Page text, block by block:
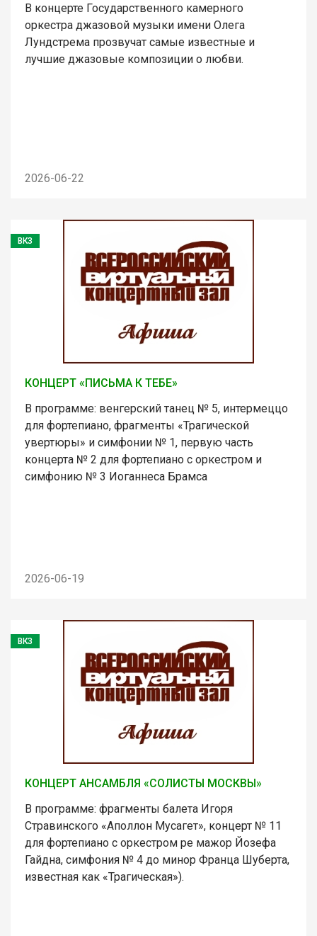
В концерте Государственного камерного
оркестра джазовой музыки имени Олега
Лундстрема прозвучат самые известные и
лучшие джазовые композиции о любви.
2026-06-22
ВКЗ
КОНЦЕРТ «ПИСЬМА К ТЕБЕ»
В программе: венгерский танец № 5, интермеццо
для фортепиано, фрагменты «Трагической
увертюры» и симфонии № 1, первую часть
концерта № 2 для фортепиано с оркестром и
симфонию № 3 Иоганнеса Брамса
2026-06-19
ВКЗ
КОНЦЕРТ АНСАМБЛЯ «СОЛИСТЫ МОСКВЫ»
В программе: фрагменты балета Игоря
Стравинского «Аполлон Мусагет», концерт № 11
для фортепиано с оркестром ре мажор Йозефа
Гайдна, симфония № 4 до минор Франца Шуберта,
известная как «Трагическая»).